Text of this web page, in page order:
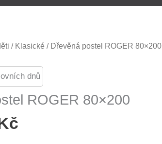
/ Klasické / Dřevěná postel ROGER 80×200
dnů
ROGER 80×200